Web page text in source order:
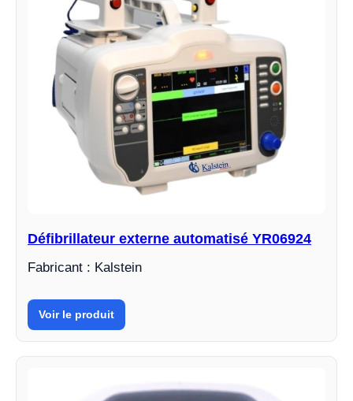
Défibrillateur externe automatisé YR06924
Fabricant : Kalstein
Voir le produit